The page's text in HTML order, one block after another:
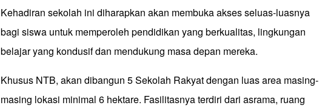
Kehadiran sekolah ini diharapkan akan membuka akses seluas-luasnya
bagi siswa untuk memperoleh pendidikan yang berkualitas, lingkungan
belajar yang kondusif dan mendukung masa depan mereka.
Khusus NTB, akan dibangun 5 Sekolah Rakyat dengan luas area masing-
masing lokasi minimal 6 hektare. Fasilitasnya terdiri dari asrama, ruang